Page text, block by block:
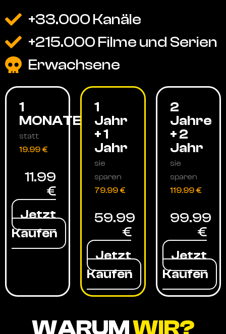
+33.000 Kanäle
+215.000 Filme und Serien
Erwachsene
1
MONATE
statt
19.99 €
11.99
€
Jetzt
Kaufen
1
Jahr
+ 1
Jahr
sie
sparen
79.99 €
59.99
€
Jetzt
Kaufen
2
Jahre
+ 2
Jahr
sie
sparen
119.99 €
99.99
€
Jetzt
Kaufen
WARUMWIR?